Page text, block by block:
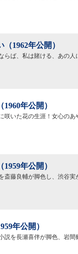
1962年公開）
らば、私は賭ける、あの
年公開）
咲いた花の生涯！女心の
年公開）
斎藤良輔が脚色し、渋谷
年公開）
説を長瀬喜伴が脚色、岩